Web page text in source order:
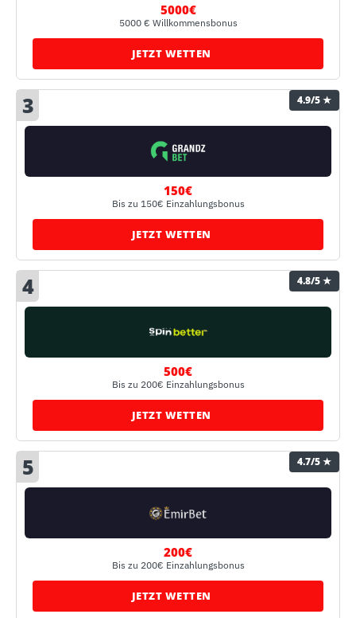
5000€
5000 € Willkommensbonus
JETZT WETTEN
3 4.9/5 ★
150€
Bis zu 150€ Einzahlungsbonus
JETZT WETTEN
4 4.8/5 ★
500€
Bis zu 200€ Einzahlungsbonus
JETZT WETTEN
5 4.7/5 ★
200€
Bis zu 200€ Einzahlungsbonus
JETZT WETTEN